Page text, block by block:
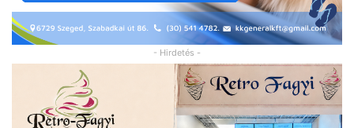
- Hirdetés -